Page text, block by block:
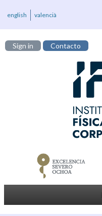
english valencià
Sign in Contacto